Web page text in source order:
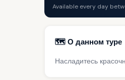
Available every day
🗺️ О данном туре
Насладитесь